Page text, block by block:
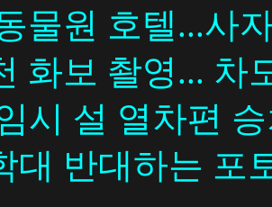
물원 호텔...사
화보 촬영... 차
시 설 열차편
대 반대하는 포